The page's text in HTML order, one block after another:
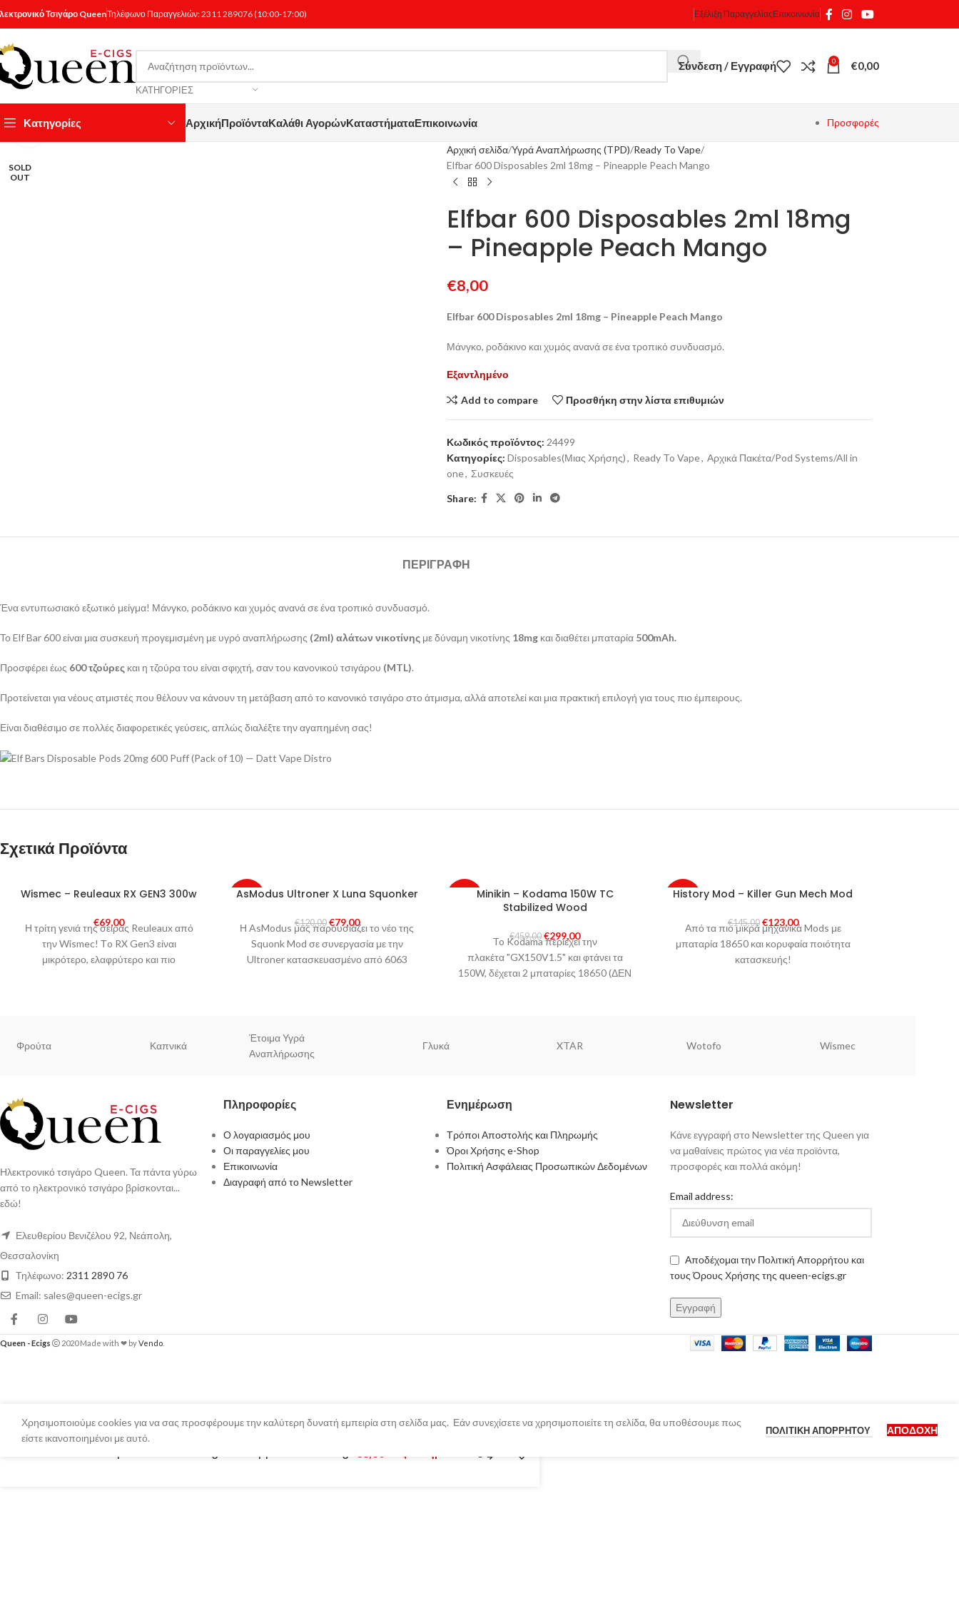
Τσιγάρο QueenΤηλέφωνο Παραγγελιών:2311 289076(10:00-17:00) Εξέλιξη ΠαραγγελίαςΕπικοινωνία
ΚΑΤΗΓΟΡΊΕΣ
Σύνδεση / Εγγραφή 0 €0,00
Κατηγορίες ΑρχικήΠροϊόνταΚαλάθι ΑγορώνΚαταστήματαΕπικοινωνία Προσφορές
SOLD
OUT
Κάντε κλικ για μεγέθυνση
Αρχική σελίδα Υγρά Αναπλήρωσης (TPD) Ready To Vape
Elfbar 600 Disposables 2ml 18mg – Pineapple Peach Mango
Elfbar 600 Disposables 2ml 18mg
– Pineapple Peach Mango
€8,00
Elfbar 600 Disposables 2ml 18mg – Pineapple Peach Mango
Μάνγκο, ροδάκινο και χυμός ανανά σε ένα τροπικό συνδυασμό.
Εξαντλημένο
Add to compare Προσθήκη στην λίστα επιθυμιών
Κωδικός προϊόντος: 24499
Κατηγορίες: Disposables(Μιας Χρήσης), Ready To Vape, Αρχικά Πακέτα/Pod Systems/All in
one, Συσκευές
Share:
ΠΕΡΙΓΡΑΦΉ
Ένα εντυπωσιακό εξωτικό μείγμα! Μάνγκο, ροδάκινο και χυμός ανανά σε ένα τροπικό συνδυασμό.
Το Elf Bar 600 είναι μια συσκευή προγεμισμένη με υγρό αναπλήρωσης (2ml) αλάτων νικοτίνης με δύναμη νικοτίνης 18mg και διαθέτει μπαταρία 500mAh.
Προσφέρει έως 600 τζούρες και η τζούρα του είναι σφιχτή, σαν του κανονικού τσιγάρου (MTL).
Προτείνεται για νέους ατμιστές που θέλουν να κάνουν τη μετάβαση από το κανονικό τσιγάρο στο άτμισμα, αλλά αποτελεί και μια πρακτική επιλογή για τους πιο έμπειρους.
Είναι διαθέσιμο σε πολλές διαφορετικές γεύσεις, απλώς διαλέξτε την αγαπημένη σας!
Σχετικά Προϊόντα
SOLD
Wismec – Reuleaux RX GEN3 300w
€69,00
Η τρίτη γενιά της σειράς Reuleaux από
την Wismec! Τo RX Gen3 είναι
μικρότερο, ελαφρύτερο και πιο
-34%
SOLD
AsModus Ultroner X Luna Squonker
€120,00 €79,00
Η AsModus μας παρουσιάζει το νέο της
Squonk Mod σε συνεργασία με την
Ultroner κατασκευασμένο από 6063
Minikin – Kodama 150W TC
Stabilized Wood
€459,00 €299,00
To Kodama περιέχει την
πλακέτα "GX150V1.5" και φτάνει τα
150W, δέχεται 2 μπαταρίες 18650 (ΔΕΝ
-15%
SOLD
History Mod – Killer Gun Mech Mod
€145,00 €123,00
Από τα πιο μικρά μηχανικά Mods με
μπαταρία 18650 και κορυφαία ποιότητα
κατασκευής!
Φρούτα Καπνικά
Έτοιμα Υγρά
Αναπλήρωσης
Γλυκά XTAR Wotofo Wismec
Ηλεκτρονικό τσιγάρο Queen. Τα πάντα γύρω
από το ηλεκτρονικό τσιγάρο βρίσκονται...
εδώ!
Ελευθερίου Βενιζέλου 92, Νεάπολη,
Θεσσαλονίκη
Τηλέφωνο: 2311 2890 76
Email: sales@queen-ecigs.gr
Πληροφορίες
Ο λογαριασμός μου
Οι παραγγελίες μου
Επικοινωνία
Διαγραφή από το Newsletter
Ενημέρωση
Τρόποι Αποστολής και Πληρωμής
Όροι Χρήσης e-Shop
Πολιτική Ασφάλειας Προσωπικών Δεδομένων
Newsletter
Κάνε εγγραφή στο Newsletter της Queen για
να μαθαίνεις πρώτος για νέα προϊόντα,
προσφορές και πολλά ακόμη!
Email address:
Αποδέχομαι την Πολιτική Απορρήτου και
τους Όρους Χρήσης της queen-ecigs.gr
Queen - Ecigs 2020 Made with ❤ byVendo
Χρησιμοποιούμε cookies για να σας προσφέρουμε την καλύτερη δυνατή εμπειρία στη σελίδα μας. Εάν συνεχίσετε να χρησιμοποιείτε τη σελίδα, θα υποθέσουμε πως
είστε ικανοποιημένοι με αυτό.
ΠΟΛΙΤΙΚΉ ΑΠΟΡΡΉΤΟΥ ΑΠΟΔΟΧΉ